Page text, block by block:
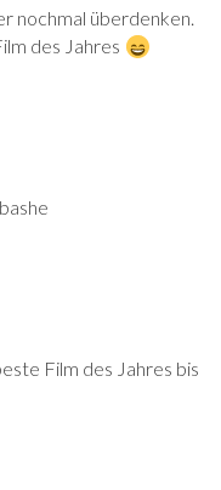
nochmal überdenken.
des Jahres
Film des Jahres bis